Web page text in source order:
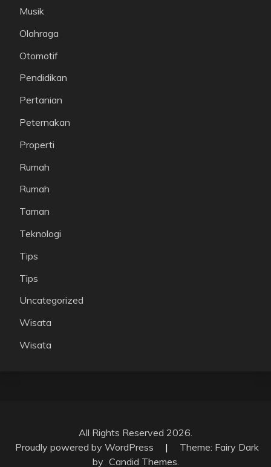
Musik
Olahraga
Otomotif
Pendidikan
Pertanian
Peternakan
Properti
Rumah
Rumah
Taman
Teknologi
Tips
Tips
Uncategorized
Wisata
Wisata
All Rights Reserved 2026.
Proudly powered by WordPress
|
Theme: Fairy Dark
by Candid Themes